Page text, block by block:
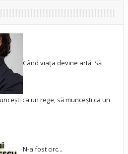
Când viața devine artă: Să
ca un rege, să muncești ca un
N-a fost circ...